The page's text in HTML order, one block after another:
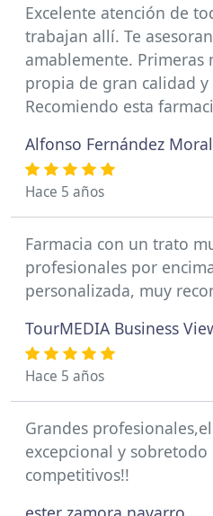
Excelente atención de
trabajan allí. Te
amablemente. Primeras
propia de gran calidad
Recomiendo esta
Alfonso Fernández
Hace 5 años
Farmacia con un trato
profesionales por
personalizada, muy
TourMEDIA Business
Hace 5 años
Grandes
excepcional y
competitivos!!